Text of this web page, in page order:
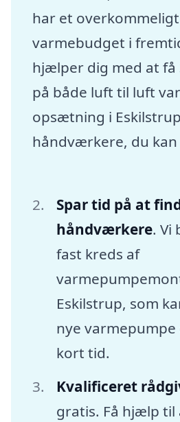
har et overkommeligt
varmebudget i
hjælper dig med at få
på både luft til luft
opsætning i
håndværkere, du kan
Spar tid på at
håndværkere. Vi
fast kreds af
Eskilstrup, som
nye
kort tid.
Kvalificeret
gratis. Få hjælp til